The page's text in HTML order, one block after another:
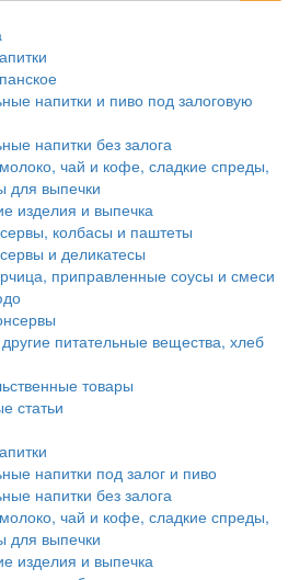
напитки и пиво под залоговую
напитки без залога
чай и кофе, сладкие спреды,
для выпечки
изделия и выпечка
колбасы и паштеты
и деликатесы
приправленные соусы и смеси
питательные вещества, хлеб
товары
статьи
напитки под залог и пиво
напитки без залога
чай и кофе, сладкие спреды,
для выпечки
изделия и выпечка